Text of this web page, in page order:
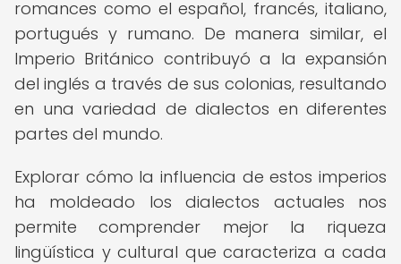
romances como el español, francés, italiano,
portugués y rumano. De manera similar, el
Imperio Británico contribuyó a la expansión
del inglés a través de sus colonias, resultando
en una variedad de dialectos en diferentes
partes del mundo.
Explorar cómo la influencia de estos imperios
ha moldeado los dialectos actuales nos
permite comprender mejor la riqueza
lingüística y cultural que caracteriza a cada